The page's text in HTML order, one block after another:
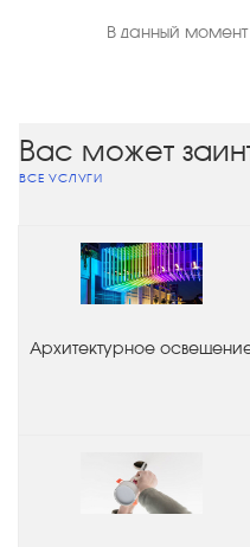
В данный момент
Вас может
ВСЕ УСЛУГИ
Архитектурное